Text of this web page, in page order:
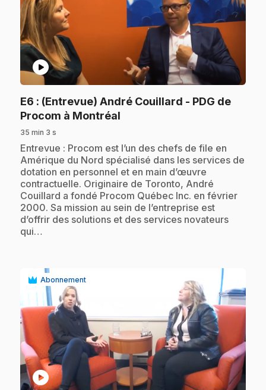
play_circle
E6 : (Entrevue) André Couillard - PDG de
Procom à Montréal
35 min 3 s
.Entrevue : Procom est l’un des chefs de file en
Amérique du Nord spécialisé dans les services de
dotation en personnel et en main d’œuvre
contractuelle. Originaire de Toronto, André
Couillard a fondé Procom Québec Inc. en février
2000. Sa mission au sein de l’entreprise est
d’offrir des solutions et des services novateurs
qui…
Abonnement
play_circle